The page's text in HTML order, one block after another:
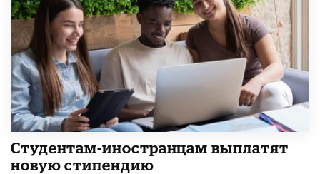
Студентам-иностранцам выплатят
новую стипендию